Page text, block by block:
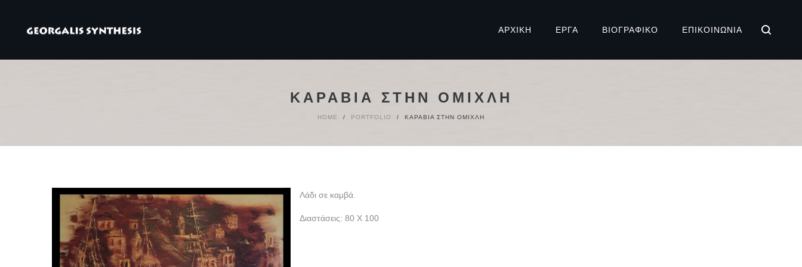
ΑΡΧΙΚΉ ΕΡΓΑ ΒΙΟΓΡΑΦΙΚΌ ΕΠΙΚΟΙΝΩΝΊΑ
ΚΑΡΆΒΙΑ ΣΤΗΝ ΟΜΊΧΛΗ
HOME / PORTFOLIO / ΚΑΡΆΒΙΑ ΣΤΗΝ ΟΜΊΧΛΗ
Λάδι σε καμβά.
Διαστάσεις: 80 Χ 100